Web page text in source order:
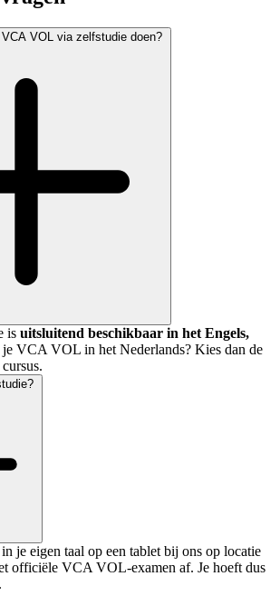
VOL via zelfstudie doen?
is uitsluitend beschikbaar in het Engels,
VCA VOL in het Nederlands? Kies dan de
je eigen taal op een tablet bij ons op locatie
officiële VCA VOL-examen af. Je hoeft dus